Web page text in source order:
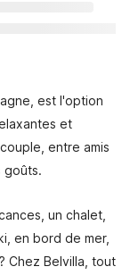
est l'option
et
entre amis
goûts.
un chalet,
en bord de mer,
Chez Belvilla, tout